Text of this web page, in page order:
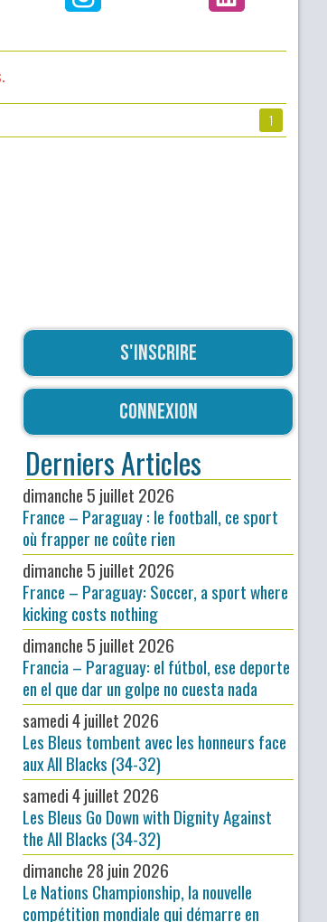
1
S'inscrire
Connexion
Derniers Articles
dimanche 5 juillet 2026
France – Paraguay : le football, ce sport
où frapper ne coûte rien
dimanche 5 juillet 2026
France – Paraguay: Soccer, a sport where
kicking costs nothing
dimanche 5 juillet 2026
Francia – Paraguay: el fútbol, ese deporte
en el que dar un golpe no cuesta nada
samedi 4 juillet 2026
Les Bleus tombent avec les honneurs face
aux All Blacks (34-32)
samedi 4 juillet 2026
Les Bleus Go Down with Dignity Against
the All Blacks (34-32)
dimanche 28 juin 2026
Le Nations Championship, la nouvelle
compétition mondiale qui démarre en